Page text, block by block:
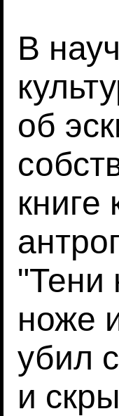
В
об
книге
"Тени
ноже
убил
и